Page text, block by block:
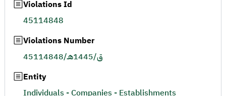
Violations Id
45114848
Violations Number
45114848/ق/1445هـ
Entity
Individuals - Companies - Establishments